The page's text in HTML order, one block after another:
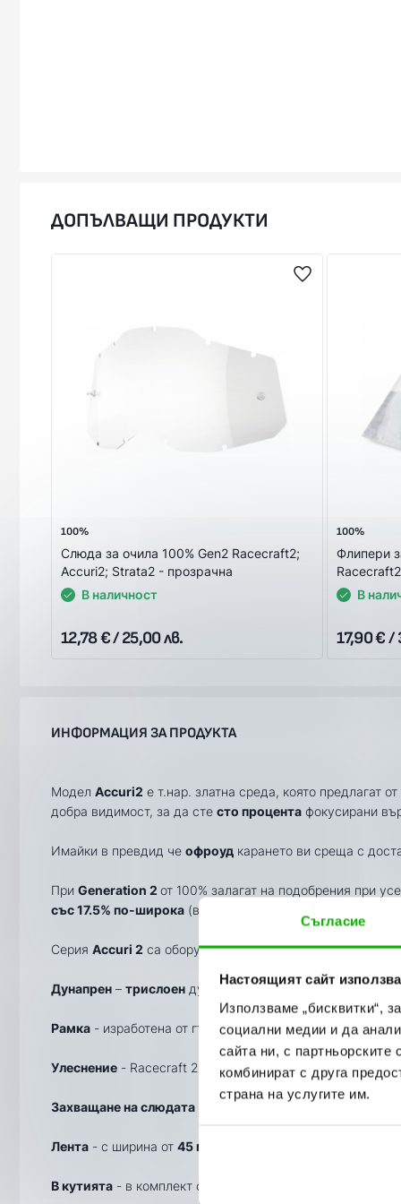
Съгласие
Настоящият сайт
Използваме „бисквитки“,
социални медии и да
сайта ни, с
комбинират с друга
страна на услугите им.
ДОПЪЛВАЩИ ПРОДУКТИ
100%
Слюда за очила 100% Gen2 Racecraft2;
Accuri2; Strata2 - прозрачна
В наличност
12,78 € / 25,00 лв.
100%
Флипери
В
17,90 € /
ИНФОРМАЦИЯ ЗА ПРОДУКТА
Модел Accuri2 е т.нар. златна среда, която предлагат от
добра видимост, за да сте сто процента фокусирани
Имайки в превдид че офроуд карането ви среща с
При Generation 2 от 100% залагат на подобрения при
със 17.5% по-широка (вертикално) в сравнение с
Серия Accuri 2 са оборудвани спрозрачнаслюда,
Дунапрен – трислоен дунапрен с много добри попивни
Рамка - изработена от гъвкав и издръжлив материал;
Улеснение - Racecraft 2/Accuri 2/Strata 2 очила са с
Захващане на слюдата - захващането е на
Лента - с ширина от 45 мм. , за да са
В кутията - в комплект с очилата има